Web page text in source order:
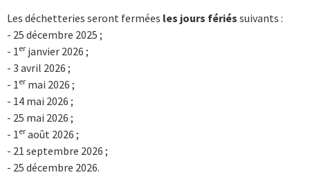
Les déchetteries seront fermées les jours fériés suivants :
- 25 décembre 2025 ;
- 1er janvier 2026 ;
- 3 avril 2026 ;
- 1er mai 2026 ;
- 14 mai 2026 ;
- 25 mai 2026 ;
- 1er août 2026 ;
- 21 septembre 2026 ;
- 25 décembre 2026.